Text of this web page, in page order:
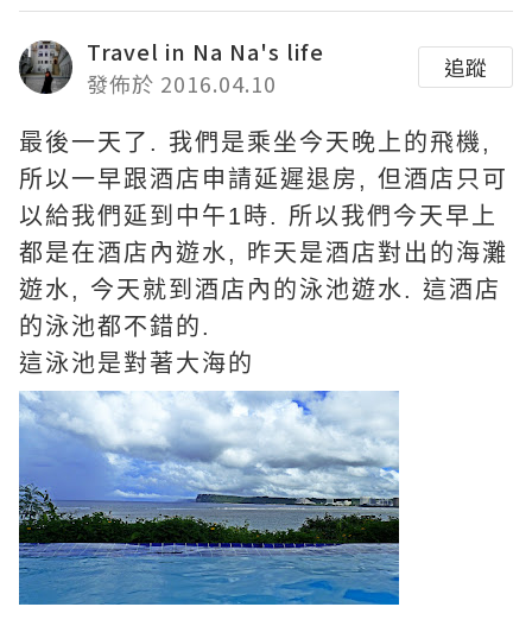
Travel in Na Na's life
發佈於 2016.04.10
追蹤
最後一天了. 我們是乘坐今天晚上的飛機,
所以一早跟酒店申請延遲退房, 但酒店只可
以給我們延到中午1時. 所以我們今天早上
都是在酒店內遊水, 昨天是酒店對出的海灘
遊水, 今天就到酒店內的泳池遊水. 這酒店
的泳池都不錯的.
這泳池是對著大海的